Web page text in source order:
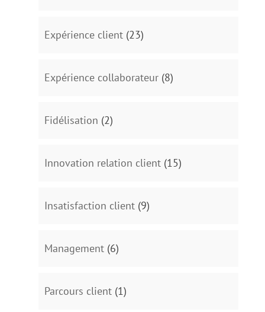
Expérience client(23)
Expérience collaborateur(8)
Fidélisation (2)
Innovation relation client(15)
Insatisfaction client(9)
Management(6)
Parcours client(1)